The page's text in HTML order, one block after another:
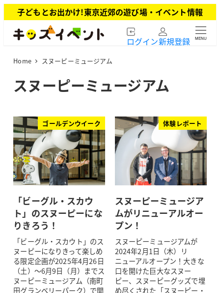
イ
子どもとお出かけ!東京近郊の遊び場・イベント情報
ログイン新規登録 MENU
Home スヌーピーミュージアム
スヌーピーミュージアム
ゴールデンウイーク
「ビーグル・スカウ
ト」のスヌーピーにな
りきろう！
「ビーグル・スカウト」のス
ヌーピーになりきって楽しめ
る限定企画が2025年4月26日
（土）～6月9日（月）までス
ヌーピーミュージアム（南町
田グランベリーパーク）で開
体験レポート
スヌーピーミュージア
ムがリニューアルオー
プン！
スヌーピーミュージアムが
2024年2月1日（木）リ
ニューアルオープン！大きな
口を開けた巨大なスヌー
ピー、スヌーピーグッズで埋
め尽くされた「スヌーピー・